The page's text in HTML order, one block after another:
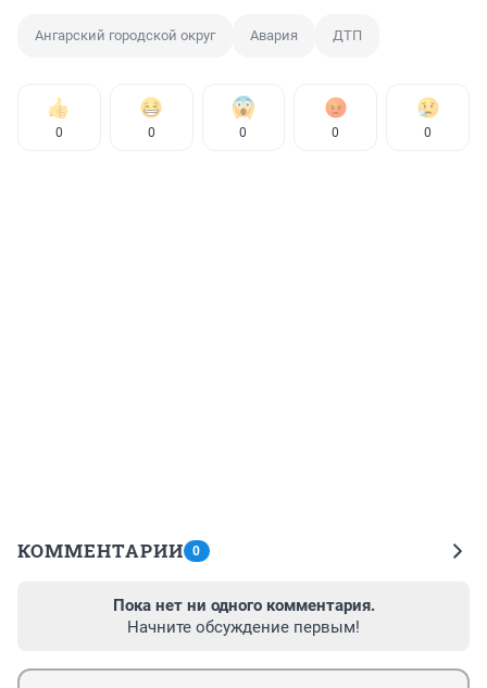
Ангарский городской округ Авария ДТП
0 0 0 0 0
КОММЕНТАРИИ 0
Пока нет ни одного комментария.
Начните обсуждение первым!